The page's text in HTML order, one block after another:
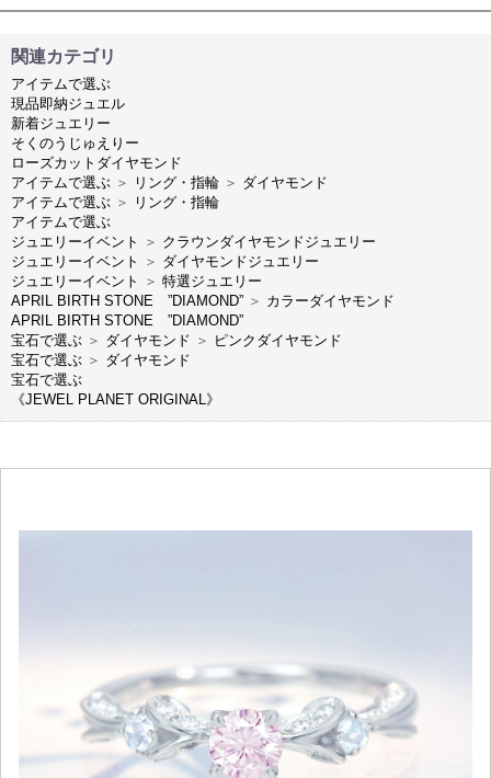
関連カテゴリ
アイテムで選ぶ
現品即納ジュエル
新着ジュエリー
そくのうじゅえりー
ローズカットダイヤモンド
アイテムで選ぶ ＞ リング・指輪 ＞ ダイヤモンド
アイテムで選ぶ ＞
リング・指輪
アイテムで選ぶ
ジュエリーイベント
＞ クラウンダイヤモンドジュエリー
ジュエリーイベント
＞ ダイヤモンドジュエリー
ジュエリーイベント
＞ 特選ジュエリー
APRIL BIRTH STONE ”DIAMOND” ＞ カラーダイヤモンド
APRIL BIRTH STONE ”DIAMOND”
宝石で選ぶ ＞ ダイヤモンド ＞ ピンクダイヤモンド
宝石で選ぶ ＞ ダイヤモンド
宝石で選ぶ
《JEWEL PLANET ORIGINAL》